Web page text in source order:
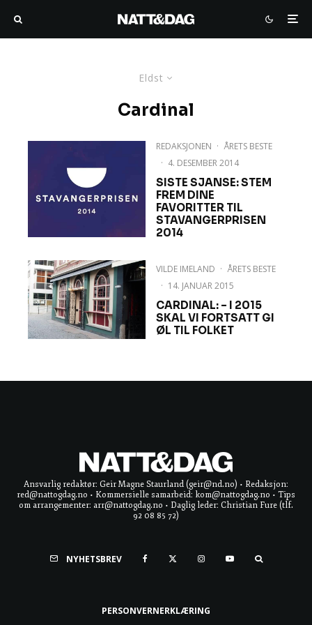
Eldst
Cardinal
REDAKSJONEN · ÅRETS BESTE
· 4. DESEMBER 2014
SISTE SJANSE: STEM
FREM DINE
FAVORITTER TIL
STAVANGERPRISEN
2014
VILDE IMELAND · ÅRETS BESTE
· 14. JANUAR 2015
CARDINAL: – I 2015
SKAL VI FORTSATT GI
ØL TIL FOLKET
Ansvarlig redaktør: Geir Magne Staurland (geir@nd.no) • Redaksjon:
red@nattogdag.no • Kommersielle samarbeid: kom@nattogdag.no • Tips
om arrangementer: arr@nattogdag.no • Daglig leder: Christian Fure (tlf.
92 08 85 72)
NYHETSBREV
PERSONVERNERKLÆRING